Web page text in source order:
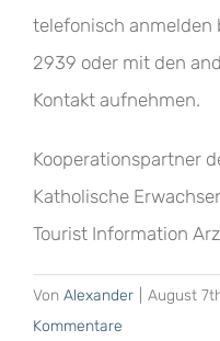
telefonisch anmelden
2939 oder mit den
Kontakt aufnehmen.
Kooperationspartner
Katholische
Tourist Information
Von Alexander August
Kommentare